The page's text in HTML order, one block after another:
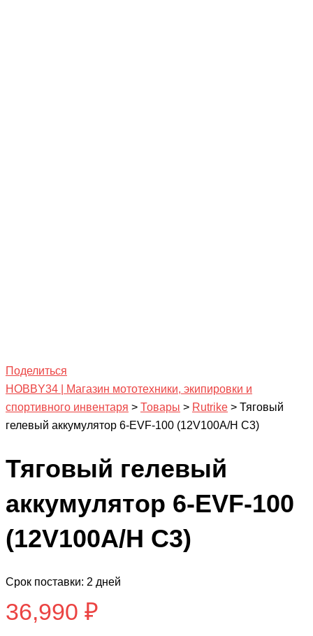
Поделиться
HOBBY34 | Магазин мототехники, экипировки и
спортивного инвентаря > Товары > Rutrike > Тяговый
гелевый аккумулятор 6-EVF-100 (12V100A/H C3)
Тяговый гелевый
аккумулятор 6-EVF-100
(12V100A/H C3)
Срок поставки: 2 дней
36,990 ₽